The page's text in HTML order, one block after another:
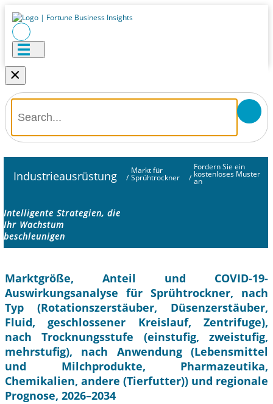
×
Industrieausrüstung /
Markt für
Sprühtrockner /
Fordern Sie ein
kostenloses Muster
an
Intelligente Strategien, die
Ihr Wachstum
beschleunigen
Marktgröße, Anteil und COVID-19-
Auswirkungsanalyse für Sprühtrockner, nach
Typ (Rotationszerstäuber, Düsenzerstäuber,
Fluid, geschlossener Kreislauf, Zentrifuge),
nach Trocknungsstufe (einstufig, zweistufig,
mehrstufig), nach Anwendung (Lebensmittel
und Milchprodukte, Pharmazeutika,
Chemikalien, andere (Tierfutter)) und regionale
Prognose, 2026–2034